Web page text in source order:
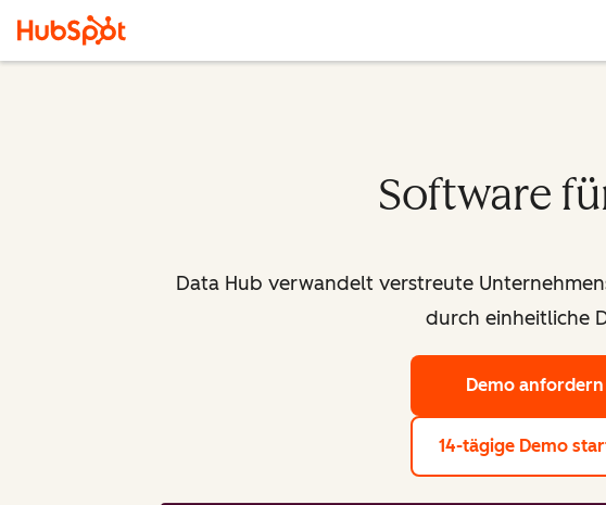
Software
Data Hub verwandelt verstreute
durch einheitliche
Demo anfordern
14-tägige Demo